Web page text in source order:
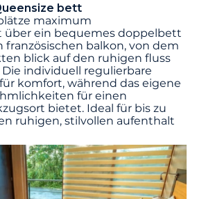
bett
maximum
über ein bequemes doppelbett
balkon, von dem
blick auf den ruhigen fluss
individuell regulierbare
komfort, während das eigene
für einen
bietet. Ideal für bis zu
ruhigen, stilvollen aufenthalt